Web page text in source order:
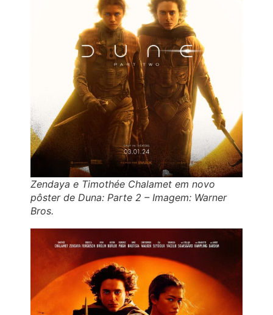
Zendaya e Timothée Chalamet em novo
pôster de Duna: Parte 2 – Imagem: Warner
Bros.